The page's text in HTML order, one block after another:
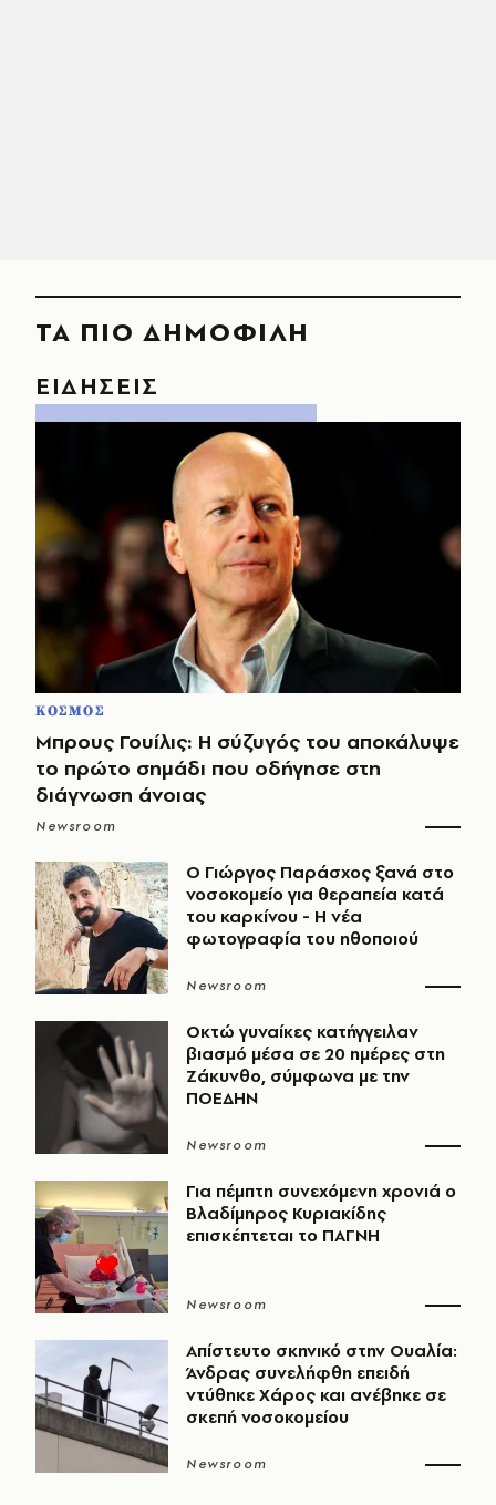
ΤΑ ΠΙΟ ΔΗΜΟΦΙΛΗ
ΕΙΔΗΣΕΙΣ
ΚΟΣΜΟΣ
Μπρους Γουίλις: Η σύζυγός του αποκάλυψε
το πρώτο σημάδι που οδήγησε στη
διάγνωση άνοιας
Newsroom
O Γιώργος Παράσχος ξανά στο
νοσοκομείο για θεραπεία κατά
του καρκίνου - Η νέα
φωτογραφία του ηθοποιού
Newsroom
Οκτώ γυναίκες κατήγγειλαν
βιασμό μέσα σε 20 ημέρες στη
Ζάκυνθο, σύμφωνα με την
ΠΟΕΔΗΝ
Newsroom
Για πέμπτη συνεχόμενη χρονιά ο
Βλαδίμηρος Κυριακίδης
επισκέπτεται το ΠΑΓΝΗ
Newsroom
Απίστευτο σκηνικό στην Ουαλία:
Άνδρας συνελήφθη επειδή
ντύθηκε Χάρος και ανέβηκε σε
σκεπή νοσοκομείου
Newsroom